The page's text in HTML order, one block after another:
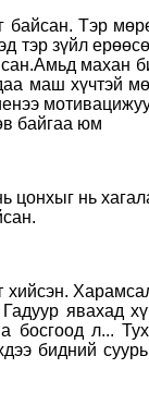
байсан. Тэр
тэр зүйл
махан
маш хүчтэй
байгаа юм
цонхыг нь
явахад
босгоод л...
бидний